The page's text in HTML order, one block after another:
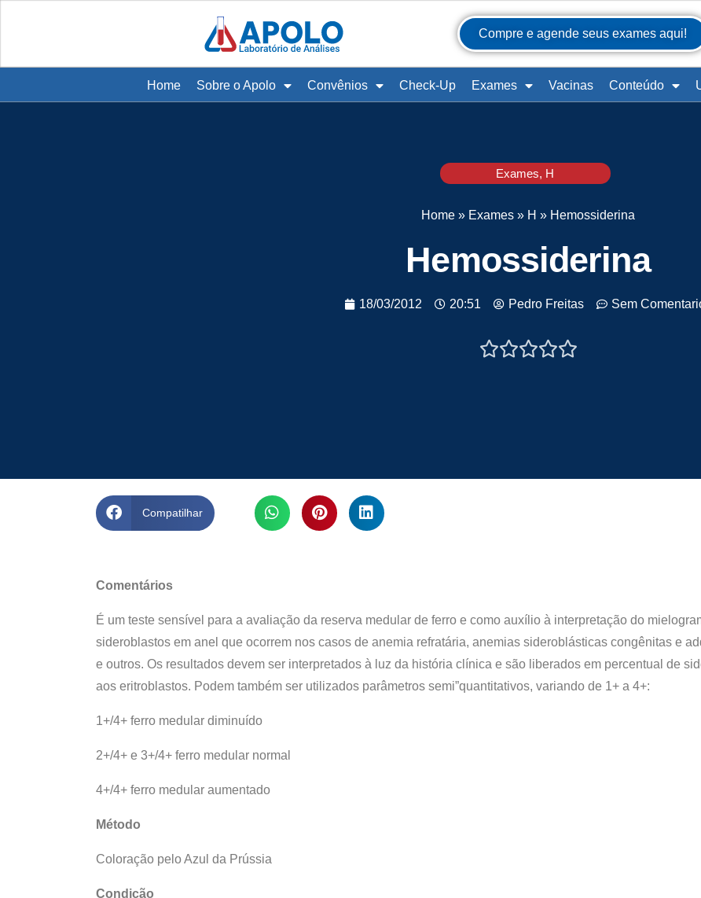
Compre e agende seus exames aqui!
Home Sobre o Apolo Convênios Check-Up Exames Vacinas Conteúdo
Exames, H
Home » Exames » H » Hemossiderina
Hemossiderina
18/03/2012 20:51 Pedro Freitas Sem

Compatilhar
Comentários
É um teste sensível para a avaliação da reserva medular de ferro e como auxílio à interpretação do
sideroblastos em anel que ocorrem nos casos de anemia refratária, anemias sideroblásticas congênitas e
e outros. Os resultados devem ser interpretados à luz da história clínica e são liberados em percentual de
aos eritroblastos. Podem também ser utilizados parâmetros semi”quantitativos, variando de 1+ a 4+:
1+/4+ ferro medular diminuído
2+/4+ e 3+/4+ ferro medular normal
4+/4+ ferro medular aumentado
Método
Coloração pelo Azul da Prússia
Condição